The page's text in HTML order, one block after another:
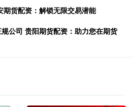
期货配资：解锁无限交易潜能
公司 贵阳期货配资：助力您在期货